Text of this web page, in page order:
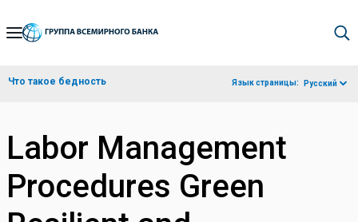
Skip
Navigation
Что такое бедность Язык страницы: Русский
Labor Management
Procedures Green